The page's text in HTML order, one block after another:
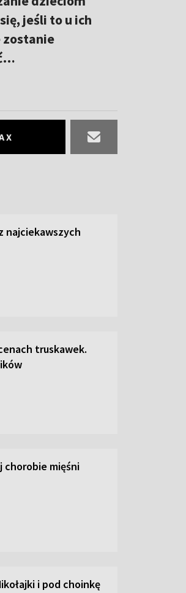
jeśli to u ich
zostanie
X
najciekawszych
truskawek.
chorobie mięśni
i pod choinkę